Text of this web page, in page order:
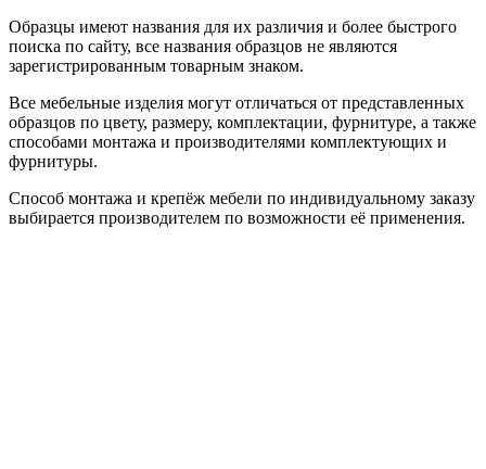
Образцы имеют названия для их различия и более быстрого
поиска по сайту, все названия образцов не являются
зарегистрированным товарным знаком.
Все мебельные изделия могут отличаться от представленных
образцов по цвету, размеру, комплектации, фурнитуре, а также
способами монтажа и производителями комплектующих и
фурнитуры.
Способ монтажа и крепёж мебели по индивидуальному заказу
выбирается производителем по возможности её применения.